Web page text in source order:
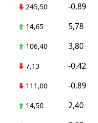
245,50 -0,89
14,65 5,78
106,40 3,80
7,13 -0,42
111,00 -0,89
14,50 2,40